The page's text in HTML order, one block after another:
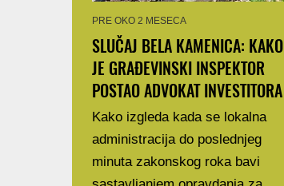
PRE OKO 2 MESECA
SLUČAJ BELA KAMENICA: KAKO
JE GRAĐEVINSKI INSPEKTOR
POSTAO ADVOKAT INVESTITORA
Kako izgleda kada se lokalna
administracija do poslednjeg
minuta zakonskog roka bavi